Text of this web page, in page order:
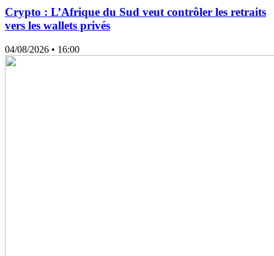
Crypto : L’Afrique du Sud veut contrôler les retraits
vers les wallets privés
04/08/2026 • 16:00